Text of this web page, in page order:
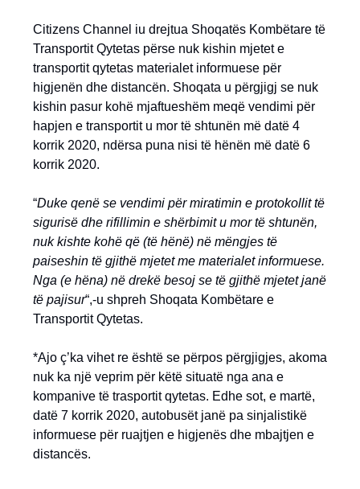
Citizens Channel iu drejtua Shoqatës Kombëtare të
Transportit Qytetas përse nuk kishin mjetet e
transportit qytetas materialet informuese për
higjenën dhe distancën. Shoqata u përgjigj se nuk
kishin pasur kohë mjaftueshëm meqë vendimi për
hapjen e transportit u mor të shtunën më datë 4
korrik 2020, ndërsa puna nisi të hënën më datë 6
korrik 2020.
“Duke qenë se vendimi për miratimin e protokollit të
sigurisë dhe rifillimin e shërbimit u mor të shtunën,
nuk kishte kohë që (të hënë) në mëngjes të
paiseshin të gjithë mjetet me materialet informuese.
Nga (e hëna) në drekë besoj se të gjithë mjetet janë
të pajisur“,-u shpreh Shoqata Kombëtare e
Transportit Qytetas.
*Ajo ç’ka vihet re është se përpos përgjigjes, akoma
nuk ka një veprim për këtë situatë nga ana e
kompanive të trasportit qytetas. Edhe sot, e martë,
datë 7 korrik 2020, autobusët janë pa sinjalistikë
informuese për ruajtjen e higjenës dhe mbajtjen e
distancës.